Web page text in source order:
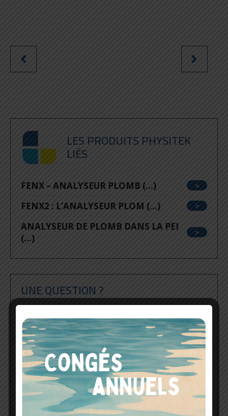
LES PRODUITS PHYSITEK
LIÉS
FENX – ANALYSEUR PLOMB (...)
FENX2 : L’ANALYSEUR PLOM (...)
ANALYSEUR DE PLOMB DANS LA PEI
(...)
UNE QUESTION ?